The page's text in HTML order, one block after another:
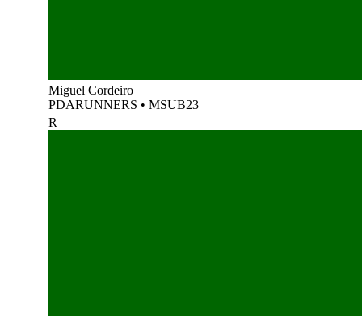
Miguel Cordeiro
PDARUNNERS • MSUB23
R